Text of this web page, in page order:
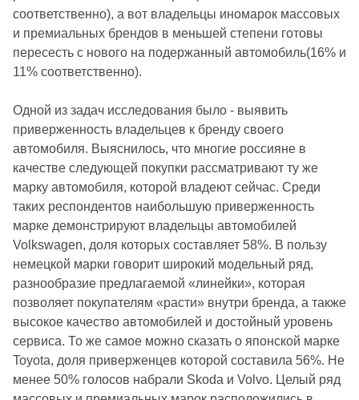
соответственно), а вот владельцы иномарок массовых
и премиальных брендов в меньшей степени готовы
пересесть с нового на подержанный автомобиль(16% и
11% соответственно).
Одной из задач исследования было - выявить
приверженность владельцев к бренду своего
автомобиля. Выяснилось, что многие россияне в
качестве следующей покупки рассматривают ту же
марку автомобиля, которой владеют сейчас. Среди
таких респондентов наибольшую приверженность
марке демонстрируют владельцы автомобилей
Volkswagen, доля которых составляет 58%. В пользу
немецкой марки говорит широкий модельный ряд,
разнообразие предлагаемой «линейки», которая
позволяет покупателям «расти» внутри бренда, а также
высокое качество автомобилей и достойный уровень
сервиса. То же самое можно сказать о японской марке
Toyota, доля приверженцев которой составила 56%. Не
менее 50% голосов набрали Skoda и Volvo. Целый ряд